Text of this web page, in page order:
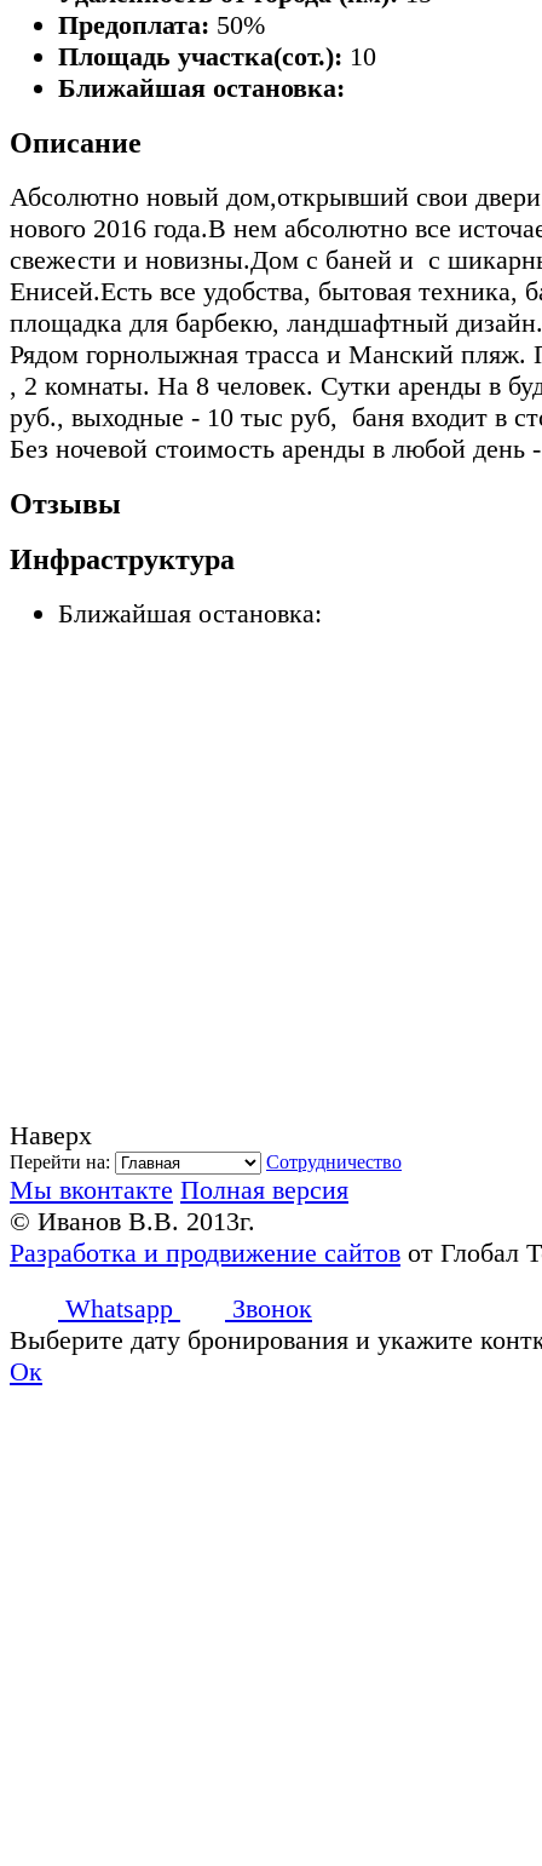
Предоплата: 50%
Площадь участка(сот.): 10
Ближайшая остановка:
Описание
Абсолютно новый дом,открывший свои
нового 2016 года.В нем абсолютно все
свежести и новизны.Дом с баней и с
Енисей.Есть все удобства, бытовая техника,
площадка для барбекю, ландшафтный дизайн.
Рядом горнолыжная трасса и Манский пляж.
, 2 комнаты. На 8 человек. Сутки аренды в
руб., выходные - 10 тыс руб, баня входит в
Без ночевой стоимость аренды в любой день
Отзывы
Инфраструктура
Ближайшая остановка:
Наверх
Перейти на: Сотрудничество
Мы вконтакте Полная версия
© Иванов В.В. 2013г.
Разработка и продвижение сайтов от Глобал
Whatsapp
Звонок
Выберите дату бронирования и укажите
Ок